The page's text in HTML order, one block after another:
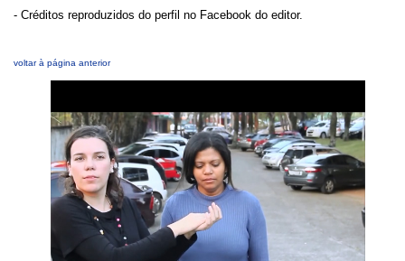
- Créditos reproduzidos do perfil no Facebook do editor.
voltar à página anterior